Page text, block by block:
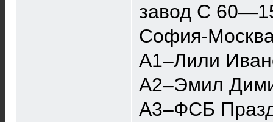
завод С
София-
A1–Лили
A2–Эмил
A3–ФСБ